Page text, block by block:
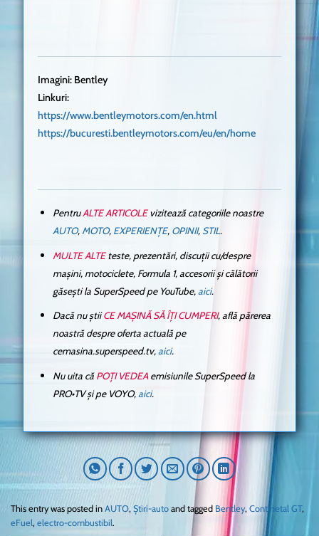
Imagini: Bentley
Linkuri:
https://www.bentleymotors.com/en.html
https://bucuresti.bentleymotors.com/eu/en/home
PentruALTE ARTICOLEvizitează categoriile noastre
AUTO, MOTO, EXPERIENȚE, OPINII, STIL.
MULTE ALTEteste, prezentări, discuții cu/despre
mașini, motociclete, Formula 1, accesorii și călătorii
găsești la SuperSpeed pe YouTube,aici.
Dacă nu știiCE MAȘINĂ SĂ ÎȚI CUMPERI, află părerea
noastră despre oferta actuală pe
cemasina.superspeed.tv,aici.
Nu uita căPOȚI VEDEAemisiunile SuperSpeed la
PRO•TV și pe VOYO,aici.
This entry was posted inAUTO, Știri-auto and tagged Bentley, Continetal GT,
eFuel, electro-combustibil.